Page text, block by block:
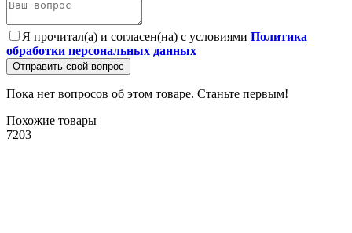
Я прочитал(а) и согласен(на) с условиями Политика
обработки персональных данных
Отправить свой вопрос
Пока нет вопросов об этом товаре. Станьте первым!
Похожие товары
7203